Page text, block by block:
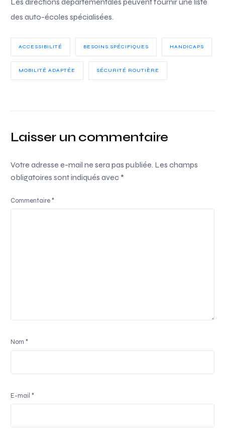
des auto-écoles spécialisées.
ACCESSIBILITÉ BESOINS SPÉCIFIQUES HANDICAPS
MOBILITÉ ADAPTÉE SÉCURITÉ ROUTIÈRE
Laisser un commentaire
Votre adresse e-mail ne sera pas publiée. Les champs
obligatoires sont indiqués avec *
Commentaire*
Nom*
E-mail*